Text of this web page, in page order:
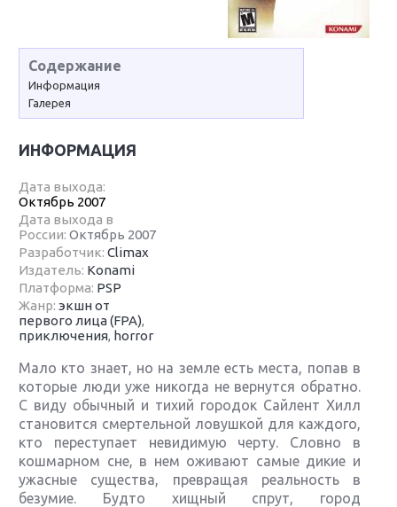
Содержание
Информация
Галерея
ИНФОРМАЦИЯ
Дата выхода:
Октябрь 2007
Дата выхода в
России:Октябрь 2007
Разработчик:Climax
Издатель: Konami
Платформа: PSP
Жанр:экшн от
первого лица (FPA),
приключения, horror
Мало кто знает, но на земле есть места, попав в
которые люди уже никогда не вернутся обратно.
С виду обычный и тихий городок Сайлент Хилл
становится смертельной ловушкой для каждого,
кто переступает невидимую черту. Словно в
кошмарном сне, в нем оживают самые дикие и
ужасные существа, превращая реальность в
безумие. Будто хищный спрут, город